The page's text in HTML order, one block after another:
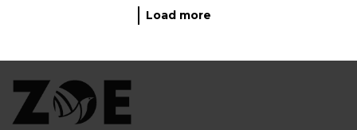
Lorem ipsum dolor sit amet, consectetur adipisicing elit, sed
do eiusmod tempor incididunt ut labore et dolore magna
Load more